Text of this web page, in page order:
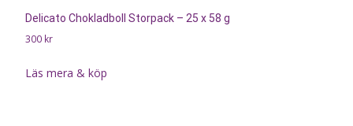
Delicato Chokladboll Storpack – 25 x 58 g
300 kr
Läs mera & köp